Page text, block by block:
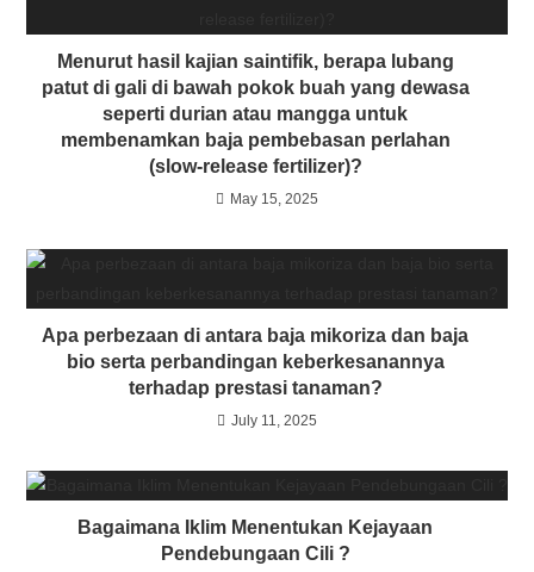
Menurut hasil kajian saintifik, berapa lubang
patut di gali di bawah pokok buah yang dewasa
seperti durian atau mangga untuk
membenamkan baja pembebasan perlahan
(slow-release fertilizer)?
May 15, 2025
Apa perbezaan di antara baja mikoriza dan baja
bio serta perbandingan keberkesanannya
terhadap prestasi tanaman?
July 11, 2025
Bagaimana Iklim Menentukan Kejayaan
Pendebungaan Cili ?